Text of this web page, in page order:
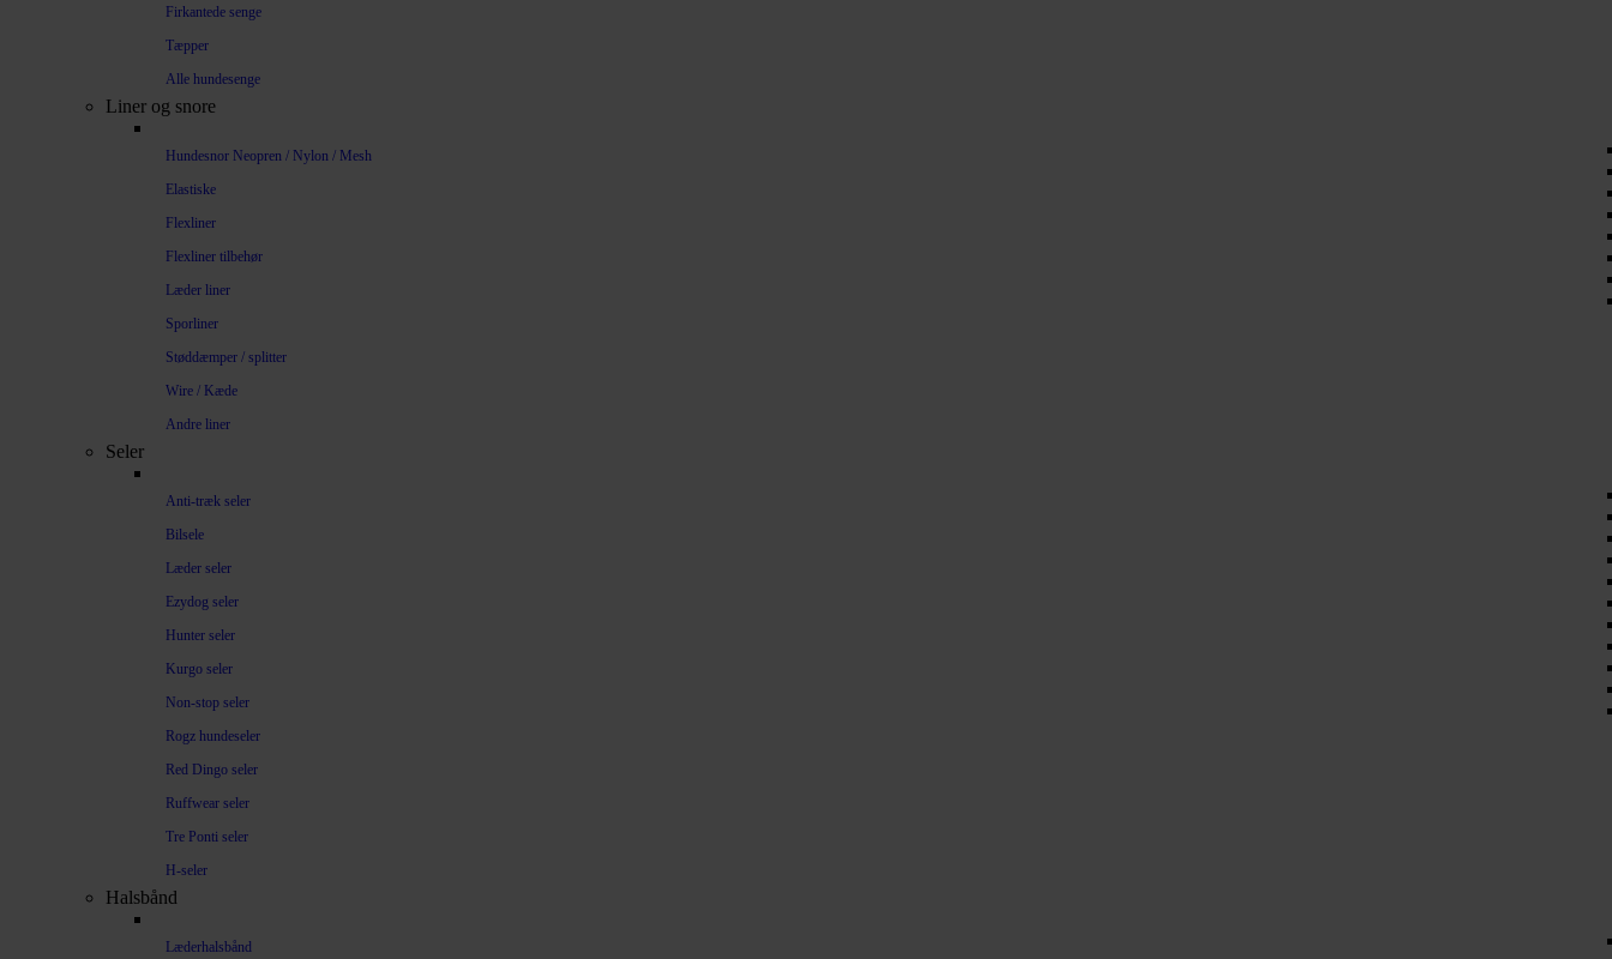
Firkantede senge
Tæpper
Alle hundesenge
Liner og snore
Hundesnor Neopren / Nylon / Mesh
Elastiske
Flexliner
Flexliner tilbehør
Læder liner
Sporliner
Støddæmper / splitter
Wire / Kæde
Andre liner
Seler
Anti-træk seler
Bilsele
Læder seler
Ezydog seler
Hunter seler
Kurgo seler
Non-stop seler
Rogz hundeseler
Red Dingo seler
Ruffwear seler
Tre Ponti seler
H-seler
Halsbånd
Læderhalsbånd